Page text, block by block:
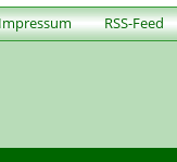
RSS-Feed